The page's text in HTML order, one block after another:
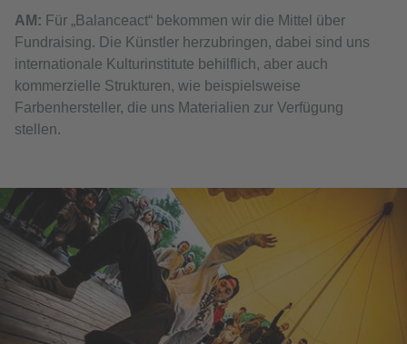
АМ: Für „Balanceact“ bekommen wir die Mittel über
Fundraising. Die Künstler herzubringen, dabei sind uns
internationale Kulturinstitute behilflich, aber auch
kommerzielle Strukturen, wie beispielsweise
Farbenhersteller, die uns Materialien zur Verfügung
stellen.